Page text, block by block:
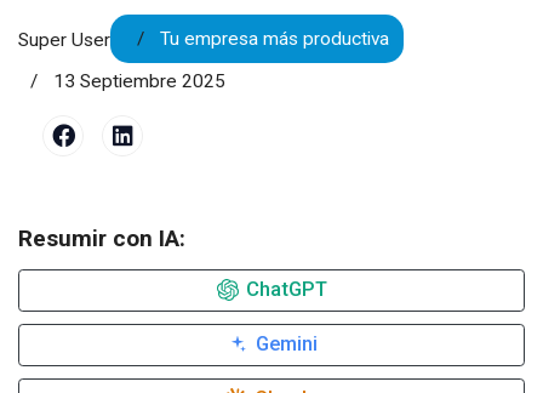
Super User
Tu empresa más productiva
13 Septiembre 2025
Resumir con IA:
ChatGPT
Gemini